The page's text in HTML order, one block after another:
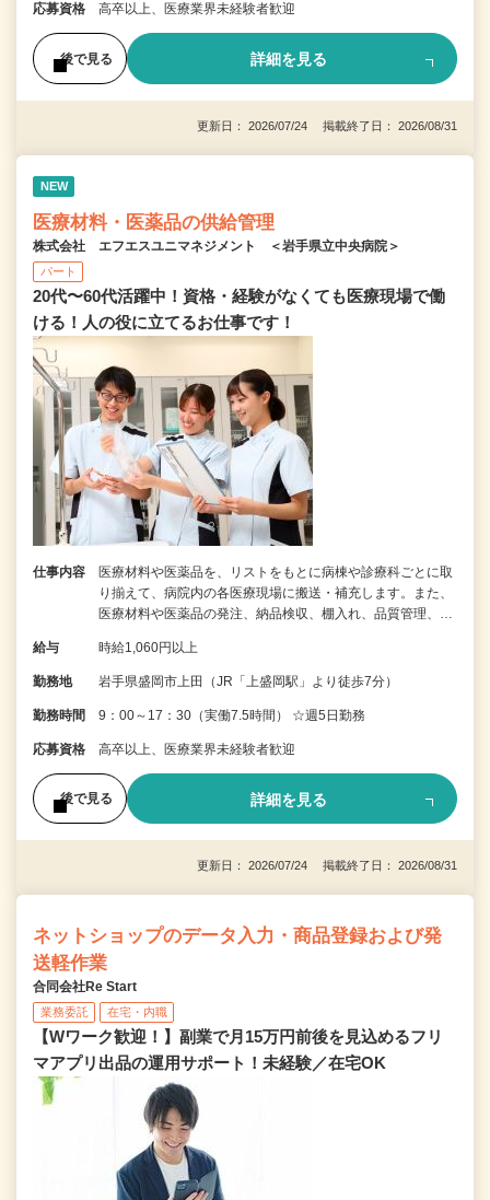
応募資格 高卒以上、医療業界未経験者歓迎
後で見る 詳細を見る
更新日： 2026/07/24 掲載終了日： 2026/08/31
NEW
医療材料・医薬品の供給管理
株式会社 エフエスユニマネジメント ＜岩手県立中央病院＞
パート
20代〜60代活躍中！資格・経験がなくても医療現場で働
ける！人の役に立てるお仕事です！
仕事内容
医療材料や医薬品を、リストをもとに病棟や診療科ごとに取
り揃えて、病院内の各医療現場に搬送・補充します。また、
医療材料や医薬品の発注、納品検収、棚入れ、品質管理、…
給与 時給1,060円以上
勤務地 岩手県盛岡市上田（JR「上盛岡駅」より徒歩7分）
勤務時間 9：00～17：30（実働7.5時間） ☆週5日勤務
応募資格 高卒以上、医療業界未経験者歓迎
後で見る 詳細を見る
更新日： 2026/07/24 掲載終了日： 2026/08/31
ネットショップのデータ入力・商品登録および発
送軽作業
合同会社Re Start
業務委託 在宅・内職
【Wワーク歓迎！】副業で月15万円前後を見込めるフリ
マアプリ出品の運用サポート！未経験／在宅OK